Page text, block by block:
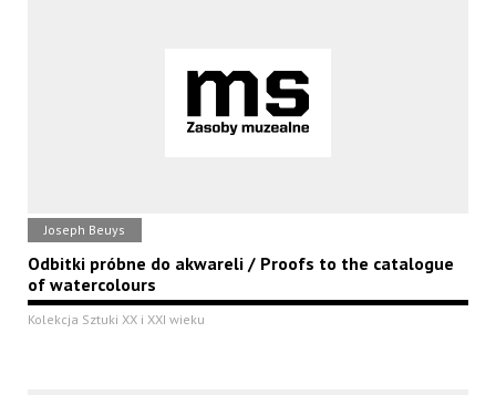
Joseph Beuys
Odbitki próbne do akwareli / Proofs to the catalogue
of watercolours
Kolekcja Sztuki XX i XXI wieku